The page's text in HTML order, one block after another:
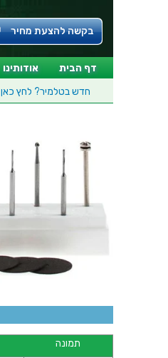
בקשה להצעת מחיר
דף הבית אודותינו
חדש בטלמיר? לחץ כאן
תמונה